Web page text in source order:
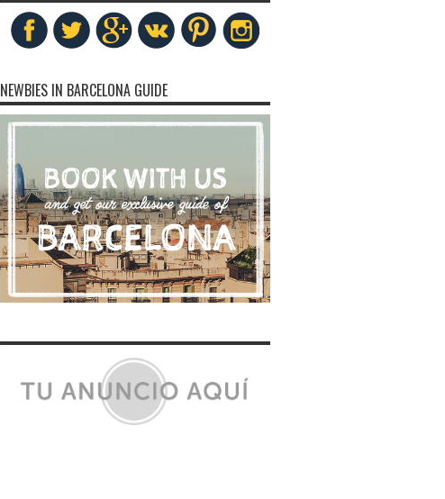
NEWBIES IN BARCELONA GUIDE